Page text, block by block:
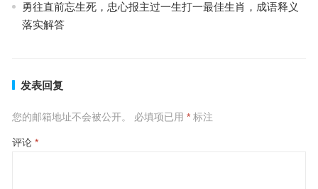
勇往直前忘生死，忠心报主过一生打一最佳生肖，成语释义
落实解答
发表回复
您的邮箱地址不会被公开。 必填项已用 *标注
评论 *